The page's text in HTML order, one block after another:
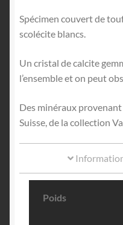
Spécimen couvert de
scolécite blancs.
Un cristal de calcite
l’ensemble et on peut
Des minéraux provenant
Suisse, de la collection
Poids